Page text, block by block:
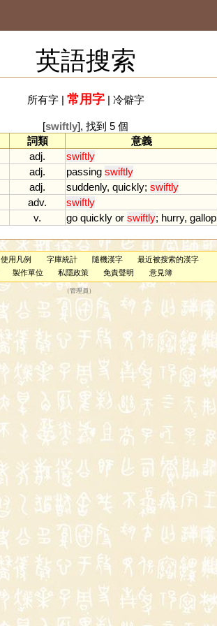
英語搜索
所有字| 常用字| 冷僻字
[swiftly], 找到 5 個
詞類
意義
adj.
swiftly
adj. passing swiftly
adj. suddenly, quickly; swiftly
adv.
swiftly
v. go quickly or swiftly; hurry, gallop
使用凡例 字庫統計 隨機漢字
最近被搜索的漢字
製作單位 私隱政策 免責聲明 意見簿
（管理員 ）